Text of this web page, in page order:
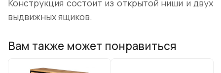
Конструкция состоит из открытой ниши и двух
выдвижных ящиков.
Вам также может понравиться